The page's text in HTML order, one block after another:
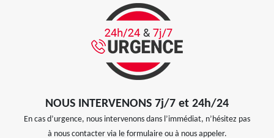
NOUS INTERVENONS 7j/7 et 24h/24
En cas d’urgence, nous intervenons dans l’immédiat, n’hésitez pas
à nous contacter via le formulaire ou à nous appeler.